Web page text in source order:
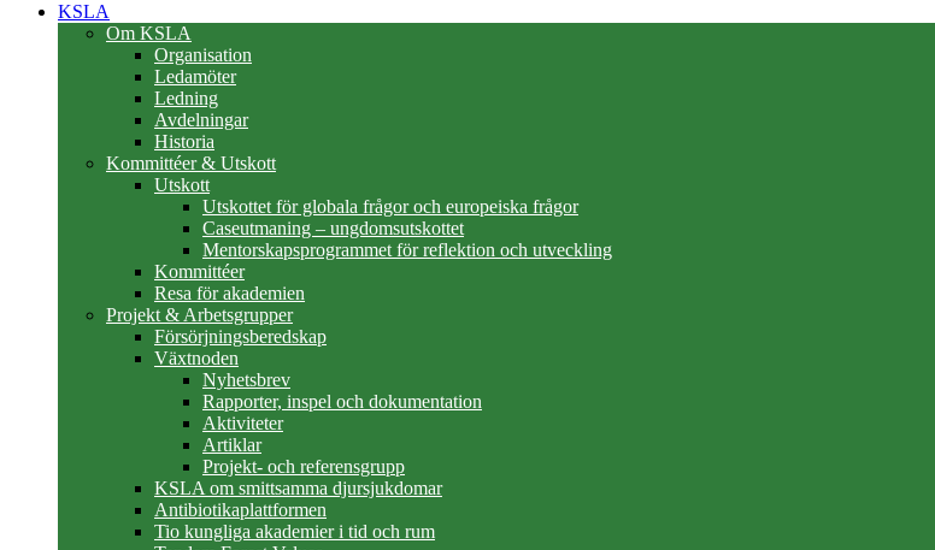
KSLA
Om KSLA
Organisation
Ledamöter
Ledning
Avdelningar
Historia
Kommittéer & Utskott
Utskott
Utskottet för globala frågor och europeiska frågor
Caseutmaning – ungdomsutskottet
Mentorskapsprogrammet för reflektion och utveckling
Kommittéer
Resa för akademien
Projekt & Arbetsgrupper
Försörjningsberedskap
Växtnoden
Nyhetsbrev
Rapporter, inspel och dokumentation
Aktiviteter
Artiklar
Projekt- och referensgrupp
KSLA om smittsamma djursjukdomar
Antibiotikaplattformen
Tio kungliga akademier i tid och rum